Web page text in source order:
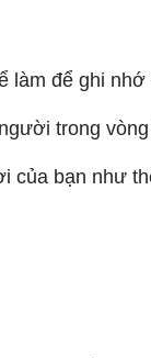
làm để ghi
trong
của bạn như